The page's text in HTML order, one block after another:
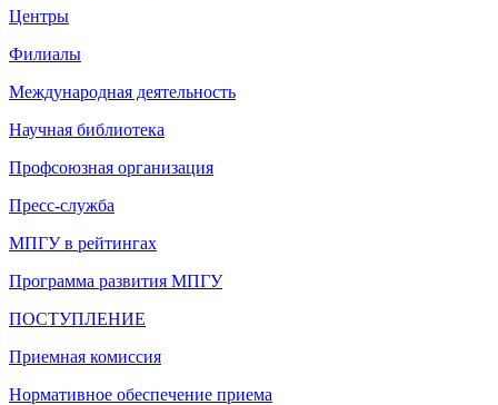
Центры
Филиалы
Международная деятельность
Научная библиотека
Профсоюзная организация
Пресс-служба
МПГУ в рейтингах
Программа развития МПГУ
ПОСТУПЛЕНИЕ
Приемная комиссия
Нормативное обеспечение приема